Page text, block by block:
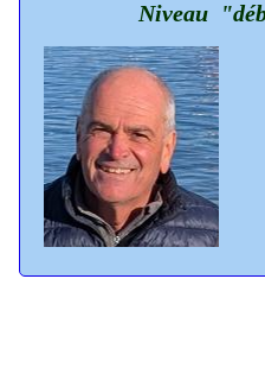
Niveau